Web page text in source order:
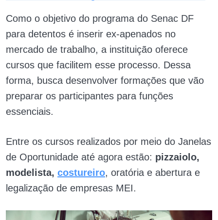
Como o objetivo do programa do Senac DF
para detentos é inserir ex-apenados no
mercado de trabalho, a instituição oferece
cursos que facilitem esse processo. Dessa
forma, busca desenvolver formações que vão
preparar os participantes para funções
essenciais.
Entre os cursos realizados por meio do Janelas
de Oportunidade até agora estão: pizzaiolo,
modelista, costureiro, oratória e abertura e
legalização de empresas MEI.